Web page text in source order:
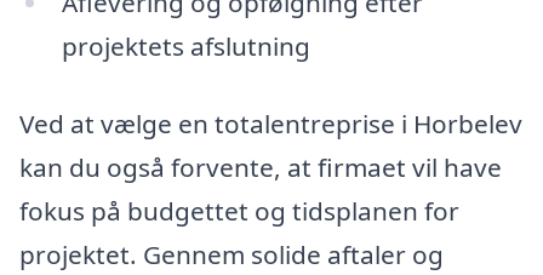
projektets afslutning
Ved at vælge en totalentreprise i Horbelev
kan du også forvente, at firmaet vil have
fokus på budgettet og tidsplanen for
projektet. Gennem solide aftaler og